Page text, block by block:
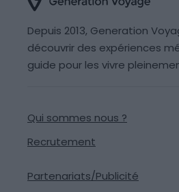
Depuis 2013, Generation
découvrir des expériences
guide pour les vivre
Qui sommes nous ?
Recrutement
Partenariats/Publicité